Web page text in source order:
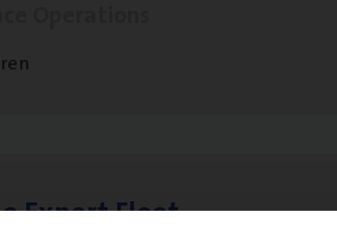
Expert Fleet